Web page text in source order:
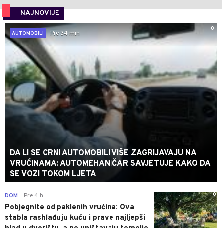
NAJNOVIJE
0
AUTOMOBILI
Pre 34 min
DA LI SE CRNI AUTOMOBILI VIŠE ZAGRIJAVAJU NA
VRUĆINAMA: AUTOMEHANIČAR SAVJETUJE KAKO DA
SE VOZI TOKOM LJETA
0
DOM Pre 4 h
Pobjegnite od paklenih vrućina: Ova
stabla rashlađuju kuću i prave najljepši